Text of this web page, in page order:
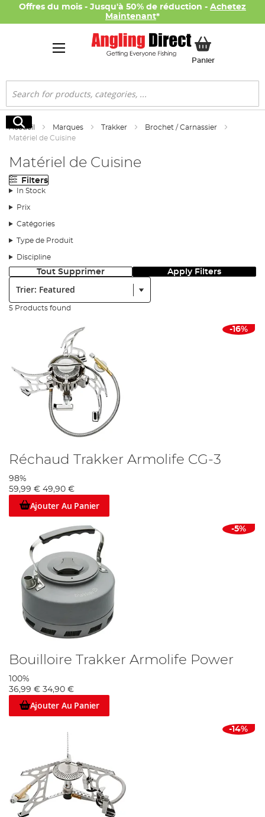
Offres du mois - Jusqu'à 50% de réduction - Achetez
Maintenant*
PanierMon panier
Rechercher
Rechercher
Accueil Marques Trakker
Brochet / Carnassier
Matériel de Cuisine
Matériel de Cuisine
Filters
In Stock
Prix
Catégories
Type de Produit
Discipline
Tout Supprimer Apply Filters
5 Products found
-16%
Réchaud Trakker Armolife CG-3
98%
59,99 € 49,90 €
Ajouter Au Panier
-5%
Bouilloire Trakker Armolife Power
100%
36,99 € 34,90 €
Ajouter Au Panier
-14%